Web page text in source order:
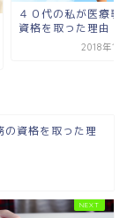
４０代の私が医療事
資格を取った理由
2018年1
の資格を取った理